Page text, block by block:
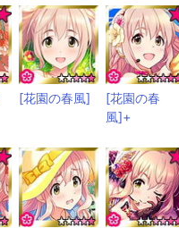
[花園の春風]
[花園の春
風]+